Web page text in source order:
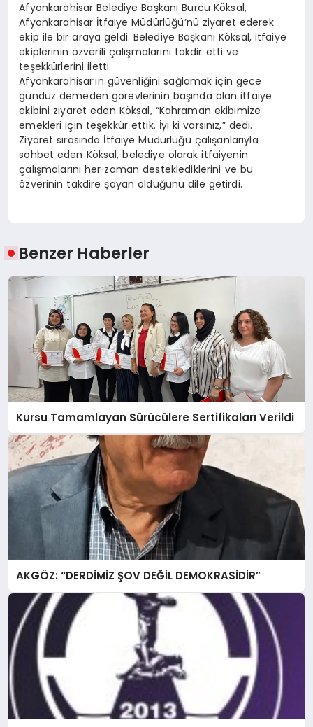
Afyonkarahisar Belediye Başkanı Burcu Köksal,
Afyonkarahisar İtfaiye Müdürlüğü’nü ziyaret ederek
ekip ile bir araya geldi. Belediye Başkanı Köksal, itfaiye
ekiplerinin özverili çalışmalarını takdir etti ve
teşekkürlerini iletti.
Afyonkarahisar’ın güvenliğini sağlamak için gece
gündüz demeden görevlerinin başında olan itfaiye
ekibini ziyaret eden Köksal, “Kahraman ekibimize
emekleri için teşekkür ettik. İyi ki varsınız,” dedi.
Ziyaret sırasında İtfaiye Müdürlüğü çalışanlarıyla
sohbet eden Köksal, belediye olarak itfaiyenin
çalışmalarını her zaman desteklediklerini ve bu
özverinin takdire şayan olduğunu dile getirdi.
Benzer Haberler
Kursu Tamamlayan Sürücülere Sertifikaları Verildi
AKGÖZ: “DERDİMİZ ŞOV DEĞİL DEMOKRASİDİR”